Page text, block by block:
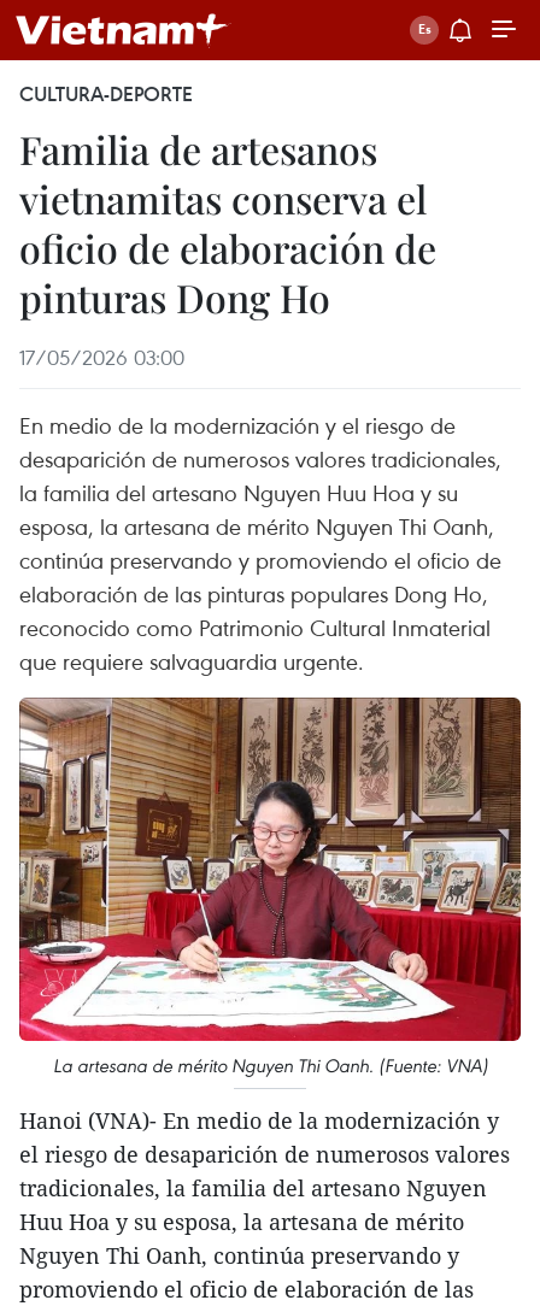
CULTURA-DEPORTE
Familia de artesanos
vietnamitas conserva el
oficio de elaboración de
pinturas Dong Ho
17/05/2026 03:00
En medio de la modernización y el riesgo de
desaparición de numerosos valores tradicionales,
la familia del artesano Nguyen Huu Hoa y su
esposa, la artesana de mérito Nguyen Thi Oanh,
continúa preservando y promoviendo el oficio de
elaboración de las pinturas populares Dong Ho,
reconocido como Patrimonio Cultural Inmaterial
que requiere salvaguardia urgente.
La artesana de mérito Nguyen Thi Oanh. (Fuente: VNA)
Hanoi (VNA)- En medio de la modernización y
el riesgo de desaparición de numerosos valores
tradicionales, la familia del artesano Nguyen
Huu Hoa y su esposa, la artesana de mérito
Nguyen Thi Oanh, continúa preservando y
promoviendo el oficio de elaboración de las